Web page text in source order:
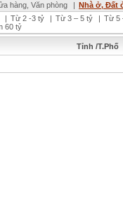
hàng, Văn phòng | Nhà ở, Đất
| Từ 2 -3 tỷ | Từ 3 – 5 tỷ | Từ 5
60 tỷ
Tỉnh /T.Phố